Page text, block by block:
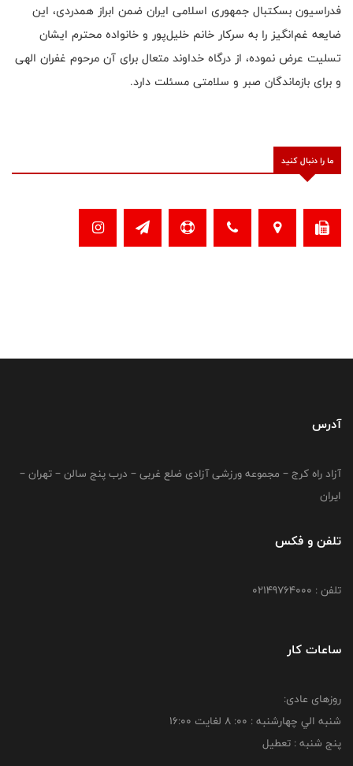
فدراسیون بسکتبال جمهوری اسلامی ایران ضمن ابراز همدردی، این
ضایعه غم‌انگیز را به سرکار خانم خلیل‌پور و خانواده محترم ایشان
تسلیت عرض نموده، از درگاه خداوند متعال برای آن مرحوم غفران الهی
و برای بازماندگان صبر و سلامتی مسئلت دارد.
ما را دنبال کنید
آدرس
آزاد راه کرج – مجموعه ورزشی آزادی ضلع غربی – درب پنج سالن – تهران –
ایران
تلفن و فکس
تلفن : 02149764000
ساعات کار
روزهای عادی:
شنبه الي چهارشنبه : 00: 8 لغايت 16:00
پنج شنبه : تعطیل